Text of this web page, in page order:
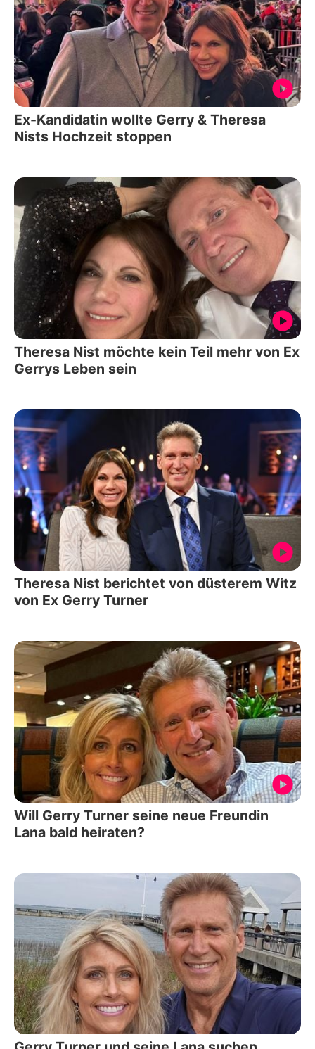
Ex-Kandidatin wollte Gerry & Theresa
Nists Hochzeit stoppen
Theresa Nist möchte kein Teil mehr von Ex
Gerrys Leben sein
Theresa Nist berichtet von düsterem Witz
von Ex Gerry Turner
Will Gerry Turner seine neue Freundin
Lana bald heiraten?